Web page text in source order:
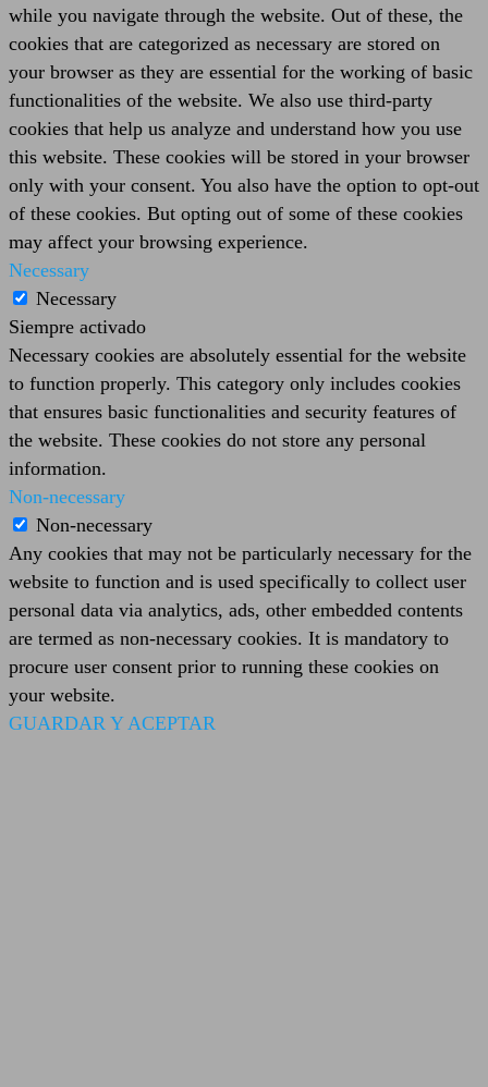
while you navigate through the website. Out of these, the
cookies that are categorized as necessary are stored on
your browser as they are essential for the working of basic
functionalities of the website. We also use third-party
cookies that help us analyze and understand how you use
this website. These cookies will be stored in your browser
only with your consent. You also have the option to opt-out
of these cookies. But opting out of some of these cookies
may affect your browsing experience.
Necessary
Necessary
Siempre activado
Necessary cookies are absolutely essential for the website
to function properly. This category only includes cookies
that ensures basic functionalities and security features of
the website. These cookies do not store any personal
information.
Non-necessary
Non-necessary
Any cookies that may not be particularly necessary for the
website to function and is used specifically to collect user
personal data via analytics, ads, other embedded contents
are termed as non-necessary cookies. It is mandatory to
procure user consent prior to running these cookies on
your website.
GUARDAR Y ACEPTAR